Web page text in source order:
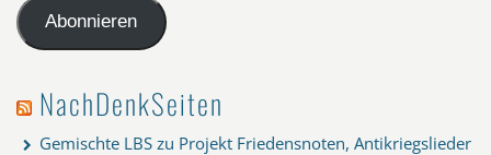
AdresseAbonnieren
NachDenkSeiten
Gemischte LBS zu Projekt Friedensnoten, Antikriegslieder